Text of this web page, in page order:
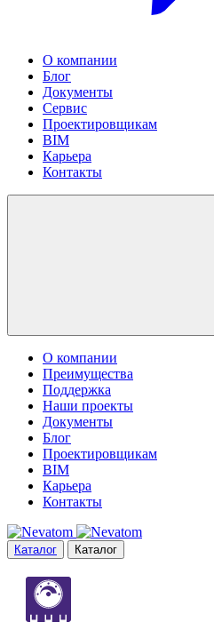
О компании
Блог
Документы
Сервис
Проектировщикам
BIM
Карьера
Контакты
О компании
Преимущества
Поддержка
Наши проекты
Документы
Блог
Проектировщикам
BIM
Карьера
Контакты
Каталог Каталог